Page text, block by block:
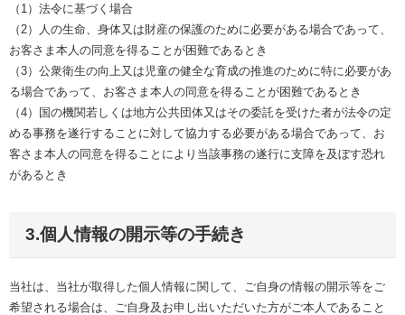
（1）法令に基づく場合
（2）人の生命、身体又は財産の保護のために必要がある場合であって、
お客さま本人の同意を得ることが困難であるとき
（3）公衆衛生の向上又は児童の健全な育成の推進のために特に必要があ
る場合であって、お客さま本人の同意を得ることが困難であるとき
（4）国の機関若しくは地方公共団体又はその委託を受けた者が法令の定
める事務を遂行することに対して協力する必要がある場合であって、お
客さま本人の同意を得ることにより当該事務の遂行に支障を及ぼす恐れ
があるとき
3.個人情報の開示等の手続き
当社は、当社が取得した個人情報に関して、ご自身の情報の開示等をご
希望される場合は、ご自身及お申し出いただいた方がご本人であること